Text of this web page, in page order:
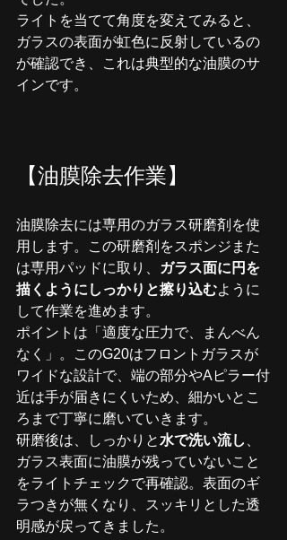
ライトを当てて角度を変えてみると、
ガラスの表面が虹色に反射しているの
が確認でき、これは典型的な油膜のサ
インです。
【油膜除去作業】
油膜除去には専用のガラス研磨剤を使
用します。この研磨剤をスポンジまた
は専用パッドに取り、
ガラス面に円を
描くようにしっかりと擦り込むように
して作業を進めます。
ポイントは「適度な圧力で、まんべん
なく」。このG20はフロントガラスが
ワイドな設計で、端の部分やAピラー付
近は手が届きにくいため、細かいとこ
ろまで丁寧に磨いていきます。
研磨後は、しっかりと 水で洗い流し
ガラス表面に油膜が残っていないこと
をライトチェックで再確認。表面のギ
ラつきが無くなり、スッキリとした透
明感が戻ってきました。